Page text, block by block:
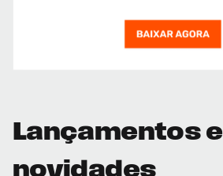
Lançamentos e